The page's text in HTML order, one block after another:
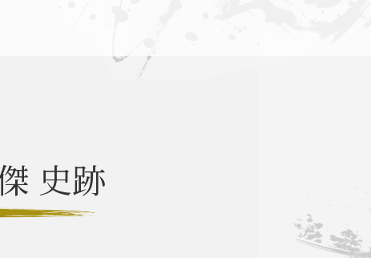
なごや英傑 グルメ・土産 一覧
史跡